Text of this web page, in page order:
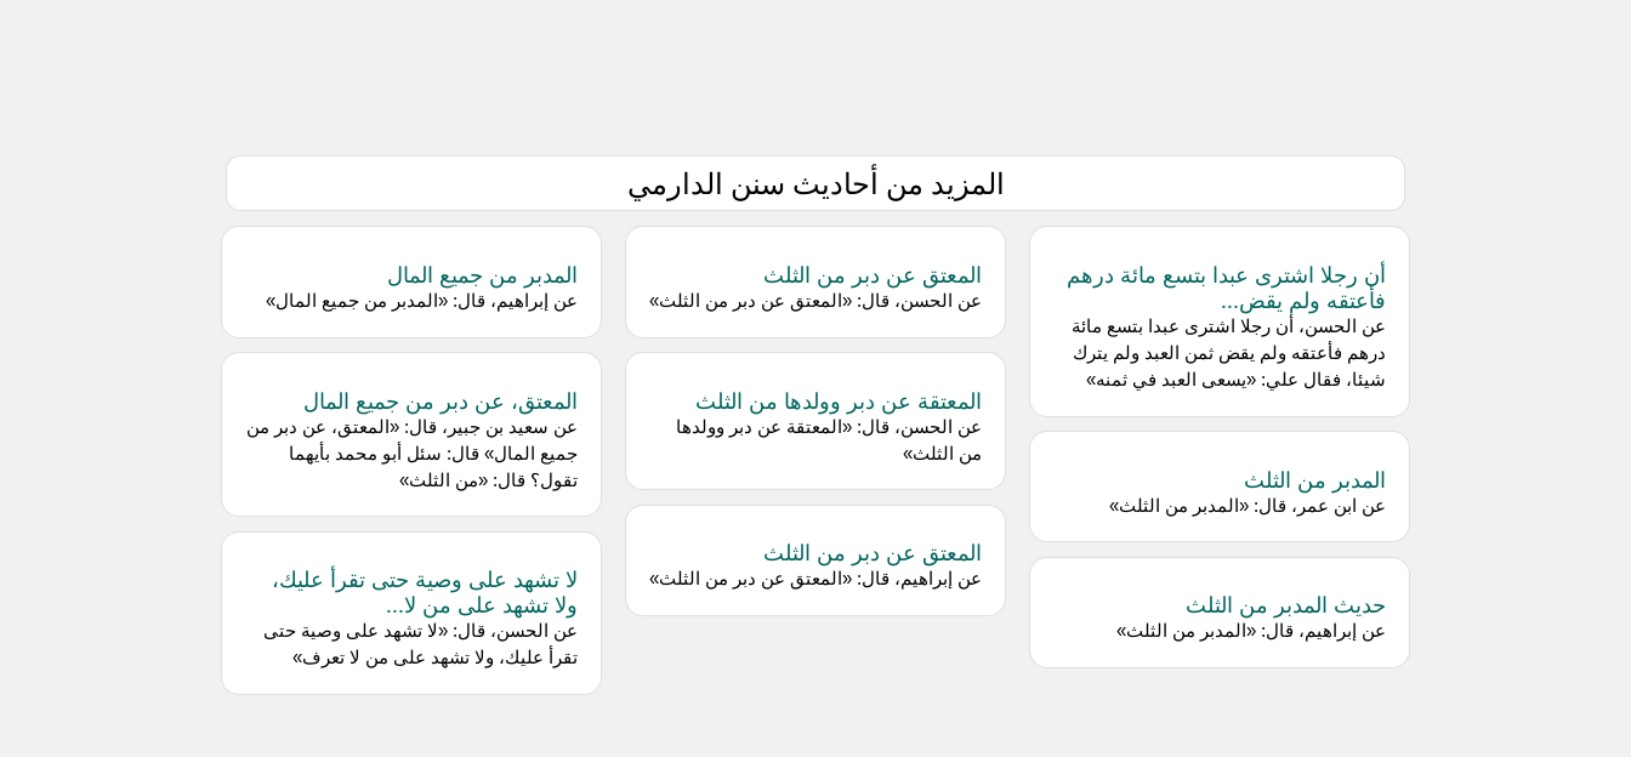
المزيد من أحاديث سنن الدارمي
أن رجلا اشترى عبدا بتسع مائة درهم
فأعتقه ولم يقض...
عن الحسن، أن رجلا اشترى عبدا بتسع مائة
درهم فأعتقه ولم يقض ثمن العبد ولم يترك
شيئا، فقال علي: «يسعى العبد في ثمنه»
المدبر من الثلث
عن ابن عمر، قال: «المدبر من الثلث»
حديث المدبر من الثلث
عن إبراهيم، قال: «المدبر من الثلث»
المعتق عن دبر من الثلث
عن الحسن، قال: «المعتق عن دبر من الثلث»
المعتقة عن دبر وولدها من الثلث
عن الحسن، قال: «المعتقة عن دبر وولدها
من الثلث»
المعتق عن دبر من الثلث
عن إبراهيم، قال: «المعتق عن دبر من الثلث»
المدبر من جميع المال
عن إبراهيم، قال: «المدبر من جميع المال»
المعتق، عن دبر من جميع المال
عن سعيد بن جبير، قال: «المعتق، عن دبر من
جميع المال» قال: سئل أبو محمد بأيهما
تقول؟ قال: «من الثلث»
لا تشهد على وصية حتى تقرأ عليك،
ولا تشهد على من لا...
عن الحسن، قال: «لا تشهد على وصية حتى
تقرأ عليك، ولا تشهد على من لا تعرف»